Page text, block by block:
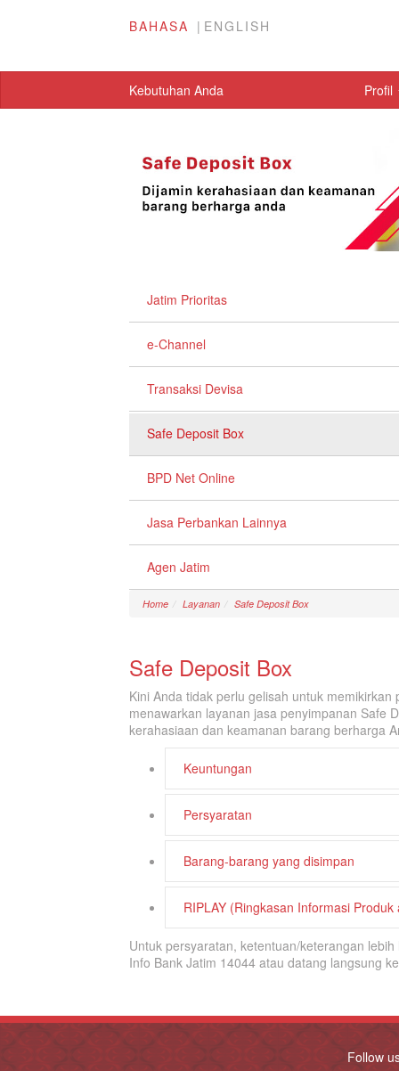
BAHASA ENGLISH
Kebutuhan Anda Profil
Jatim Prioritas
e-Channel
Transaksi Devisa
Safe Deposit Box
BPD Net Online
Jasa Perbankan Lainnya
Agen Jatim
Home Layanan Safe Deposit Box
Safe Deposit Box
Kini Anda tidak perlu gelisah untuk
menawarkan layanan jasa penyimpanan Safe
kerahasiaan dan keamanan barang berharga
Keuntungan
Persyaratan
Barang-barang yang disimpan
RIPLAY (Ringkasan Informasi
Untuk persyaratan, ketentuan/keterangan
Info Bank Jatim 14044 atau datang langsung
Follow